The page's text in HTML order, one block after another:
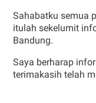
Sahabatku semua
itulah sekelumit
Bandung.
Saya berharap
terimakasih telah